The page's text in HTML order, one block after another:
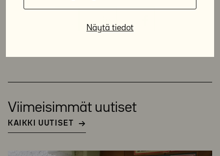
Näytä tiedot
Viimeisimmät uutiset
KAIKKI UUTISET